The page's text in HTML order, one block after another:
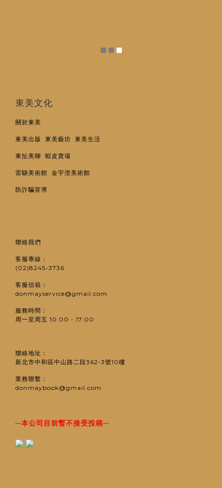
東美文化
關於東美
東美出版 東美藝坊 東美生活
東扯美聊 蝦皮賣場
雷驤美術館 金宇澄美術館
防詐騙宣導
聯絡我們
客服專線：
(02)8245-3736
客服信箱：
donmayservice@gmail.com
服務時間：
周一至周五 10:00 - 17:00
聯絡地址：
新北市中和區中山路二段362-3號10樓
業務聯繫：
donmaybook@gmail.com
─本公司目前暫不接受投稿─